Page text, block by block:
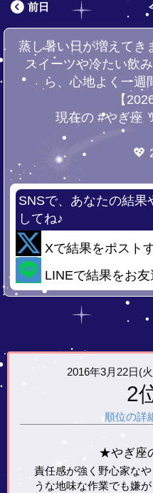
前日
蒸し暑い日が増えてき
スイーツや冷たい飲
ら、心地よく一週
【
現在の #やぎ座
💖
SNSで、あなたの結果
してね♪
Xで結果をポスト
LINEで結果をお友
2016年3月22日(
2
順位の詳
★やぎ座
責任感が強く野心家な
うな地味な作業でも嫌